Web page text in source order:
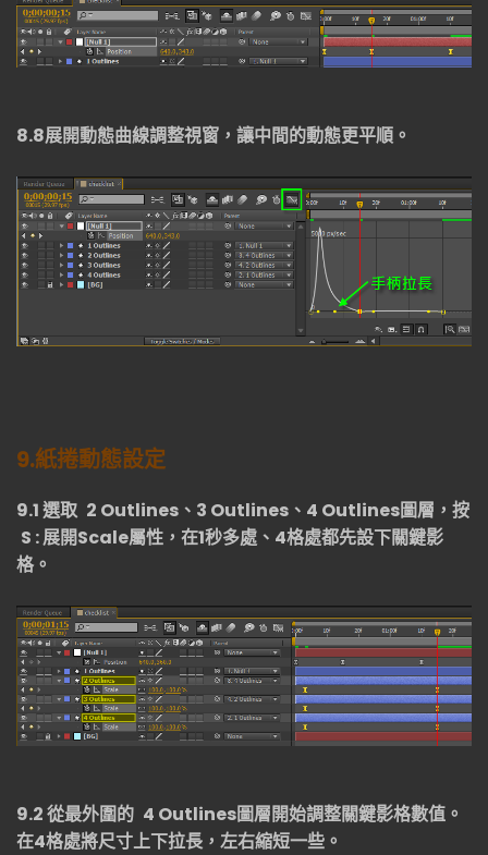
8.8展開動態曲線調整視窗，讓中間的動態更平順。
9.紙捲動態設定
9.1選取 2 Outlines 、 3 Outlines 、 4 Outlines圖層，按
S :展開Scale屬性，在1秒多處、 4格處都先設下關鍵影
格。
9.2從最外圍的 4 Outlines圖層開始調整關鍵影格數值。
在4格處將尺寸上下拉長，左右縮短一些。